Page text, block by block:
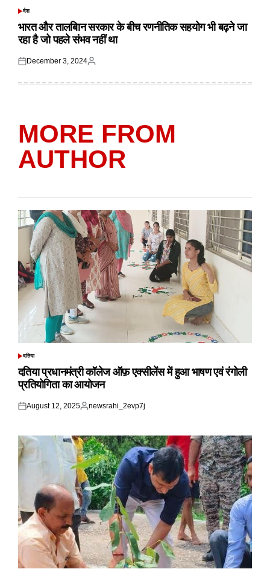
POSTED
देश
भारत और तालबिान सरकार के बीच रणनीतिक सहयोग भी बढ़ने जा
रहा है जो पहले संभव नहीं था
Posted
December 3, 2024
Posted
MORE FROM
AUTHOR
POSTED
दतिया
दतिया प्रधानमंत्री कॉलेज ऑफ़ एक्सीलेंस में हुआ भाषण एवं रंगोली
प्रतियोगिता का आयोजन
Posted
August 12, 2025
Posted
newsrahi_2evp7j